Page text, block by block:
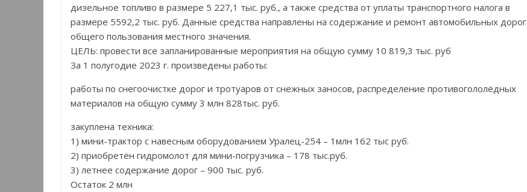
дизельное топливо в размере 5 227,1 тыс. руб., а также средства от уплаты транспортного налога в
размере 5592,2 тыс. руб. Данные средства направлены на содержание и ремонт автомобильных дорог
общего пользования местного значения.
ЦЕЛЬ: провести все запланированные мероприятия на общую сумму 10 819,3 тыс. руб
За 1 полугодие 2023 г. произведены работы:
работы по снегоочистке дорог и тротуаров от снежных заносов, распределение противогололёдных
материалов на общую сумму 3 млн 828тыс. руб.
закуплена техника:
1) мини-трактор с навесным оборудованием Уралец-254 – 1млн 162 тыс руб.
2) приобретён гидромолот для мини-погрузчика – 178 тыс.руб.
3) летнее содержание дорог – 900 тыс. руб.
Остаток 2 млн